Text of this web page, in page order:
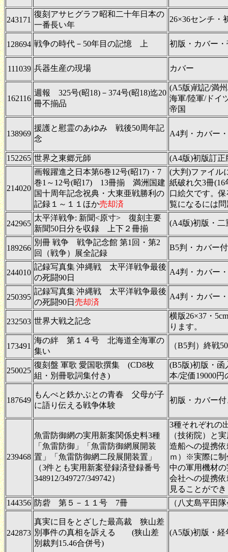
243171
復刻アサヒグラフ昭和二十年日本の
一番長い年
26×36センチ・
128694 戦争の時代－50年目の記憶 上 初版・カバー・
111039 兵器生産の現場 カバー
162116
週報 325号(昭18)－374号(昭18)迄20
冊不揃品
(A5版)戦記/満
海軍/陸軍/ドイ
帝国
138969
援護と慰霊のあゆみ 戦後50周年記
念
A4判・カバー
152265 世界之東郷元師 (A4版)初版訂正
214020
画報躍進之日本第6巻12号(昭17)・7
巻1～12号(昭17) 13冊揃 満洲国建
国十周年記念祝典・大東亜戦勝利の
記録１～１１ほか売却済
(大判)ファイル
紙破れ欠3冊(16
口絵欠です。
覧になるには
242965
太平洋戦争: 新聞<原寸> 復刻主要
新聞50日分を収録 上下２冊揃
(A4版)初版・二
189266
別冊 戦争 戦争記念館 第1回・第2
回（戦争）展全記録
B5判・カバー
244010
記録写真集 沖縄戦 太平洋戦争最後
の死闘90日
A4判・カバー
250395
記録写真集 沖縄戦 太平洋戦争最後
の死闘90日 売却済
A4判・カバー
232503 世界大戦之記念
横版26×37・
ります。
173491
海の絆 第１４号 北海道全海軍の
集い
（B5判）終戦
250025
復刻盤 軍歌 愛国歌撰集 (CD8枚
組・別冊歌詞集付き)
(B5版)初版・函
本/定価19000円
187649
もんぺと鉄かぶとの青春 父母が子
に語り伝える戦争体験
初版・カバー
239468
魚雷防御網の実用新案関係史料3種
「魚雷防御」「魚雷防御網展開装
置」「魚雷防御網二段展開装置」
（3件とも実用新案登録済登録番号
348912/349727/349742）
3種それぞれの
（技術院）と
造船への提携
ｍ）※実際に制
中の軍用機材
会社への提携
見ることがで
144356 防砦 第５－１１号 7冊 （八丈島平田
242873
真実に目をとざした最高裁 狭山差
別事件の真相を訴える (狭山差
別裁判15.46合併号)
(A5版)初版・経